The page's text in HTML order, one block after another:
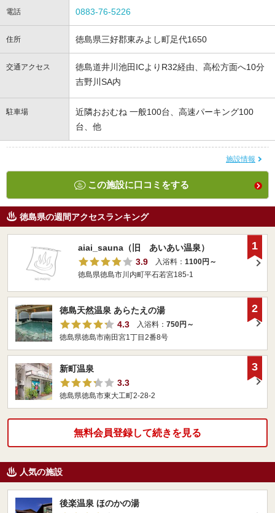
電話 0883-76-5226
住所 徳島県三好郡東みよし町足代1650
交通アクセス
徳島道井川池田ICよりR32経由、高松方面へ10分
吉野川SA内
駐車場
近隣おおむね 一般100台、高速パーキング100
台、他
施設情報
この施設に口コミをする
徳島県の週間アクセスランキング
aiai_sauna（旧 あいあい温泉）
3.9
入浴料： 1100円～
徳島県徳島市川内町平石若宮185-1
1
徳島天然温泉 あらたえの湯
4.3
入浴料： 750円～
徳島県徳島市南田宮1丁目2番8号
2
新町温泉
3.3
徳島県徳島市東大工町2-28-2
3
無料会員登録して続きを見る
人気の施設
後楽温泉 ほのかの湯